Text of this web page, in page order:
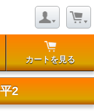
カートを見る
2